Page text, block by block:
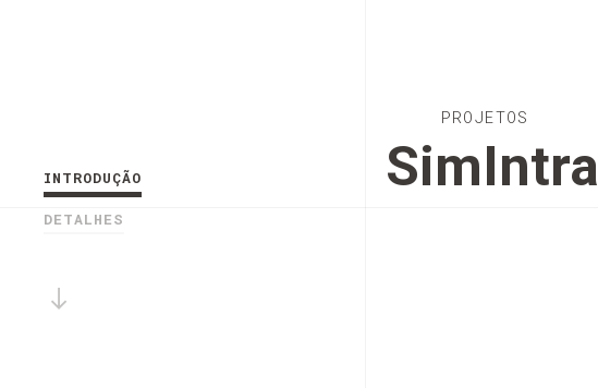
PROJETOS
SimIntra
INTRODUÇÃO
DETALHES